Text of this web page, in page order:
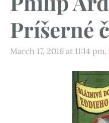
Príšerné
March 17, 2016 at 11:14 pm,